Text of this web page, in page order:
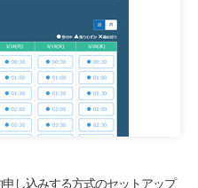
し込みする方式のセットアップ